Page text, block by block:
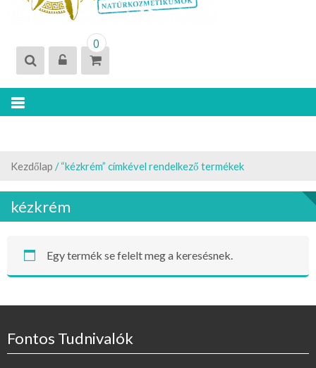
0
Kezdőlap / “kézkrém” címkével rendelkező termékek
kézkrém
Egy termék se felelt meg a keresésnek.
Fontos Tudnivalók